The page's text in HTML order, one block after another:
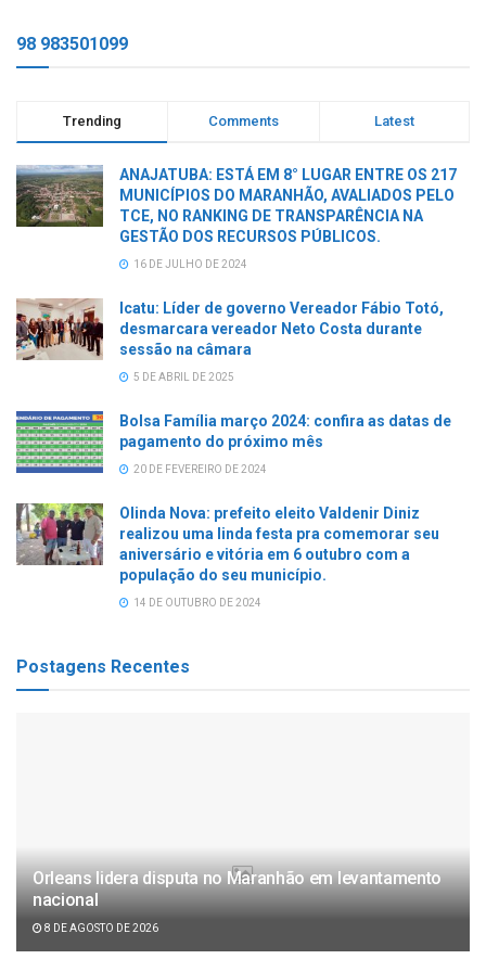
98 983501099
Trending Comments Latest
ANAJATUBA: ESTÁ EM 8° LUGAR ENTRE OS 217
MUNICÍPIOS DO MARANHÃO, AVALIADOS PELO
TCE, NO RANKING DE TRANSPARÊNCIA NA
GESTÃO DOS RECURSOS PÚBLICOS.
16 DE JULHO DE 2024
Icatu: Líder de governo Vereador Fábio Totó,
desmarcara vereador Neto Costa durante
sessão na câmara
5 DE ABRIL DE 2025
Bolsa Família março 2024: confira as datas de
pagamento do próximo mês
20 DE FEVEREIRO DE 2024
Olinda Nova: prefeito eleito Valdenir Diniz
realizou uma linda festa pra comemorar seu
aniversário e vitória em 6 outubro com a
população do seu município.
14 DE OUTUBRO DE 2024
Postagens Recentes
Orleans lidera disputa no Maranhão em levantamento
nacional
8 DE AGOSTO DE 2026